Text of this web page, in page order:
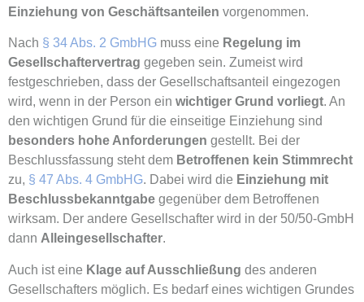
Einziehung von Geschäftsanteilen vorgenommen.
Nach § 34 Abs. 2 GmbHG muss eine Regelung im
Gesellschaftervertrag gegeben sein. Zumeist wird
festgeschrieben, dass der Gesellschaftsanteil eingezogen
wird, wenn in der Person ein wichtiger Grund vorliegt. An
den wichtigen Grund für die einseitige Einziehung sind
besonders hohe Anforderungen gestellt. Bei der
Beschlussfassung steht dem Betroffenen kein Stimmrecht
zu, § 47 Abs. 4 GmbHG. Dabei wird die Einziehung mit
Beschlussbekanntgabe gegenüber dem Betroffenen
wirksam. Der andere Gesellschafter wird in der 50/50-GmbH
dann Alleingesellschafter.
Auch ist eine Klage auf Ausschließung des anderen
Gesellschafters möglich. Es bedarf eines wichtigen Grundes